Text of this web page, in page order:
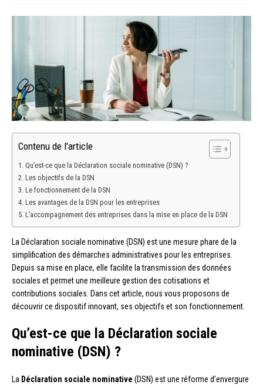
Contenu de l'article
Qu’est-ce que la Déclaration sociale nominative (DSN) ?
Les objectifs de la DSN
Le fonctionnement de la DSN
Les avantages de la DSN pour les entreprises
L’accompagnement des entreprises dans la mise en place de la DSN
La Déclaration sociale nominative (DSN) est une mesure phare de la
simplification des démarches administratives pour les entreprises.
Depuis sa mise en place, elle facilite la transmission des données
sociales et permet une meilleure gestion des cotisations et
contributions sociales. Dans cet article, nous vous proposons de
découvrir ce dispositif innovant, ses objectifs et son fonctionnement.
Qu’est-ce que la Déclaration sociale
nominative (DSN) ?
La Déclaration sociale nominative (DSN) est une réforme d’envergure